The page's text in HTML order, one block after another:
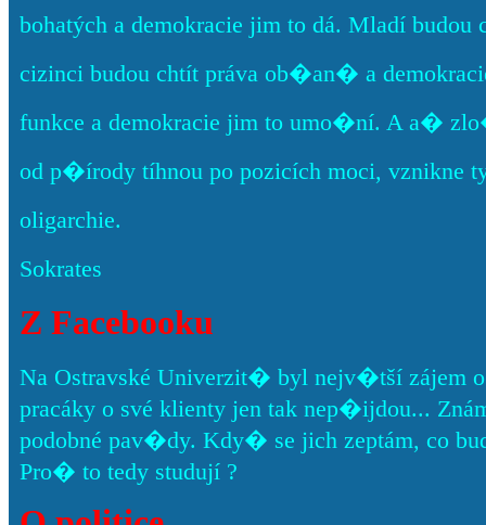
bohatých a demokracie jim to dá. Mladí
cizinci budou chtít práva ob�an� a
funkce a demokracie jim to umo�ní. A a�
od p�írody tíhnou po pozicích moci, vznikne
oligarchie.
Sokrates
Z Facebooku
Na Ostravské Univerzit� byl nejv�tší zájem
pracáky o své klienty jen tak nep�ijdou...
podobné pav�dy. Kdy� se jich zeptám, co
Pro� to tedy studují ?